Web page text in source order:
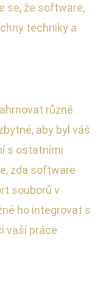
se, že software,
techniky a
různé
aby byl váš
s ostatními
zda software
souborů v
ho integrovat s
vaší práce